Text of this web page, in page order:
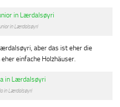
in Lærdalsøyri
aber das ist eher die
einfache Holzhäuser.
in Lærdalsøyri